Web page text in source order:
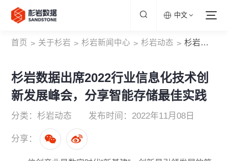
中文
首页 > 关于杉岩 > 杉岩新闻中心 > 杉岩动态 > 杉岩数据出席2022行业信息化技术创新发展峰会，分享智能存储最佳实践
杉岩数据出席2022行业信息化技术创
新发展峰会，分享智能存储最佳实践
分类：杉岩动态 发布时间：2022年11月08日
分享：